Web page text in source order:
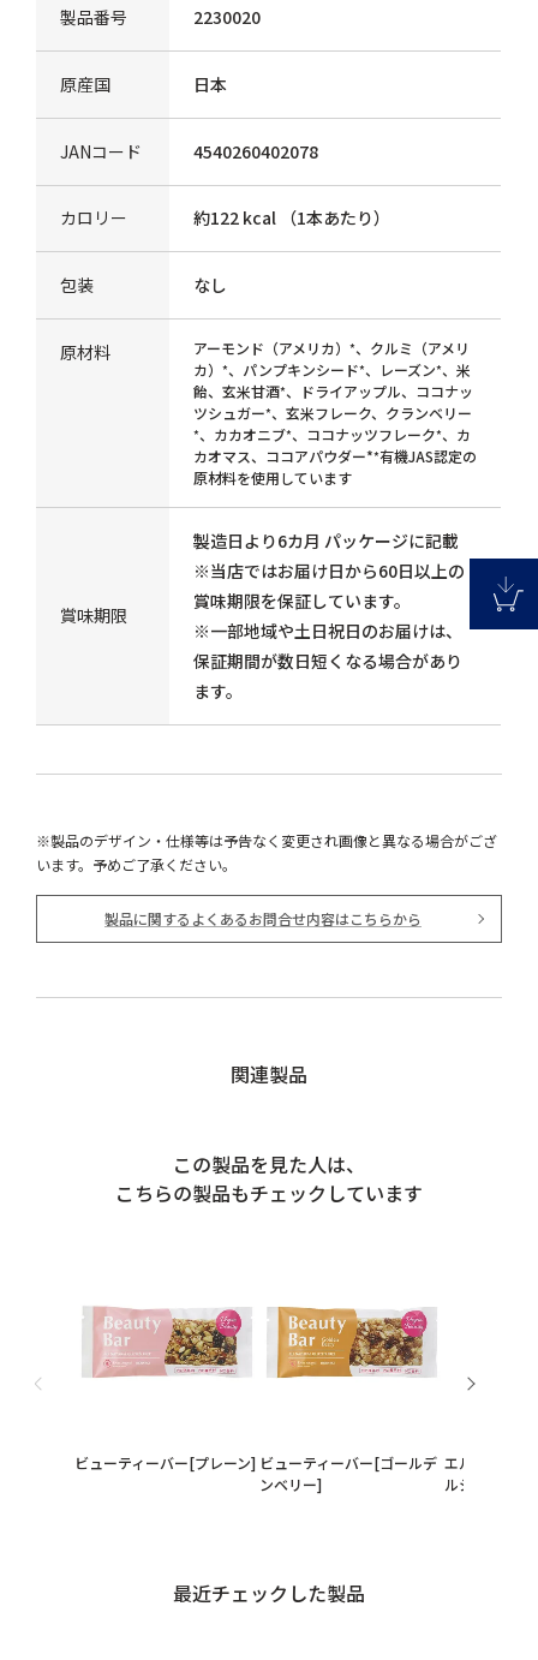
製品番号 2230020
原産国 日本
JANコード 4540260402078
カロリー 約122 kcal （1本あたり）
包装 なし
原材料 アーモンド（アメリカ）*、クルミ（アメリ
カ）*、パンプキンシード*、レーズン*、米
飴、玄米甘酒*、ドライアップル、ココナッ
ツシュガー*、玄米フレーク、クランベリー
*、カカオニブ*、ココナッツフレーク*、カ
カオマス、ココアパウダー**有機JAS認定の
原材料を使用しています
賞味期限
製造日より6カ月 パッケージに記載
※当店ではお届け日から60日以上の
賞味期限を保証しています。
※一部地域や土日祝日のお届けは、
保証期間が数日短くなる場合があり
ます。
※製品のデザイン・仕様等は予告なく変更され画像と異なる場合がござ
います。予めご了承ください。
製品に関するよくあるお問合せ内容はこちらから
関連製品
この製品を見た人は、
こちらの製品もチェックしています
ビューティーバー[プレーン] ビューティーバー[ゴールデ
ンベリー]
エルダーベリ
ルシロップ
最近チェックした製品